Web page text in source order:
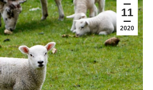
11
2020